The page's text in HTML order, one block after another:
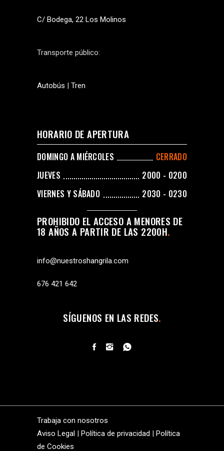
C/ Bodega, 22 Los Molinos
Transporte público:
Autobús | Tren
HORARIO DE APERTURA
DOMINGO A MIÉRCOLES
CERRADO
JUEVES
2000 - 0200
VIERNES Y SÁBADO
2030 - 0230
PROHIBIDO EL ACCESO A MENORES DE
18 AÑOS A PARTIR DE LAS 2200H
info@nuestroshangrila.com
676 421 642
SÍGUENOS EN LAS REDES
Trabaja con nosotros
Aviso Legal | Política de privacidad | Política
de Cookies